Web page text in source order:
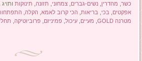
כשר מהדרין ,נשים-גברים ,צמחוני תזונה תינוקות
אפקטים
בכי בריאות הכי קרוב לאמא הקלה
מטרנה GOLD
מעיים ,עיכול פמיניזם פרוביוטיקה